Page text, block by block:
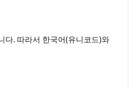
다. 따라서 한국어(유니코드)와